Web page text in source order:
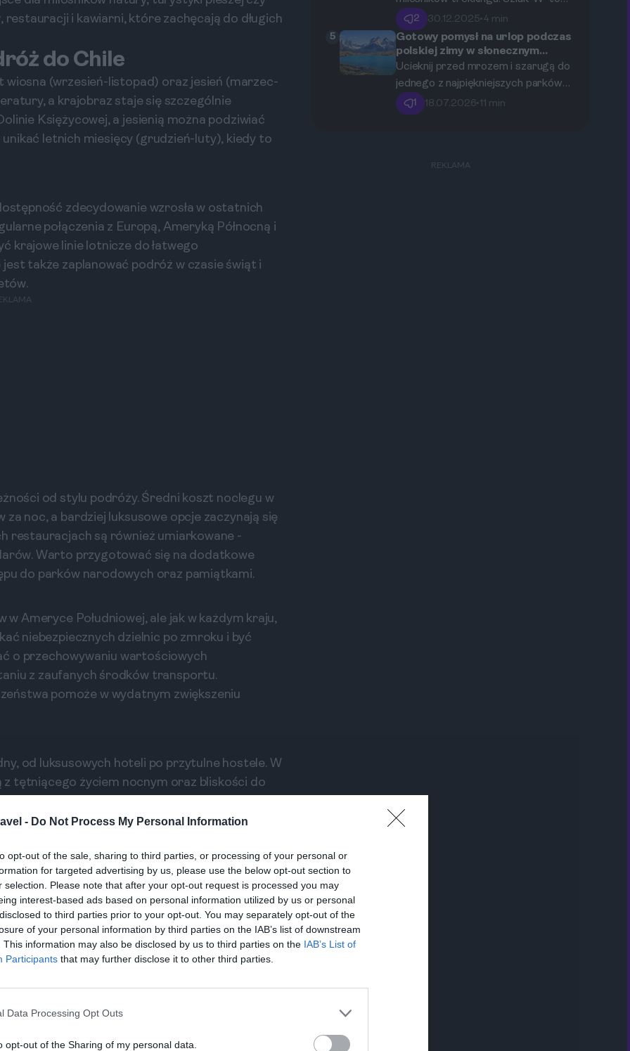
- Do Not Process My Personal Information
opt-out of the sale, sharing to third parties, or processing of your personal or
for targeted advertising by us, please use the below opt-out section to
selection. Please note that after your opt-out request is processed you may
interest-based ads based on personal information utilized by us or personal
to third parties prior to your opt-out. You may separately opt-out of the
of your personal information by third parties on the IAB’s list of downstream
This information may also be disclosed by us to third parties on the IAB’s List of
Participants that may further disclose it to other third parties.
Data Processing Opt Outs
opt-out of the Sharing of my personal data.
restauracji i kawiarni, które zachęcają do długich
do Chile
wiosna (wrzesień-listopad) oraz jesień (marzec-
a krajobraz staje się szczególnie
Księżycowej, a jesienią można podziwiać
letnich miesięcy (grudzień-luty), kiedy to
zdecydowanie wzrosła w ostatnich
połączenia z Europą, Ameryką Północną i
krajowe linie lotnicze do łatwego
także zaplanować podróż w czasie świąt i
od stylu podróży. Średni koszt noclegu w
noc, a bardziej luksusowe opcje zaczynają się
restauracjach są również umiarkowane -
Warto przygotować się na dodatkowe
do parków narodowych oraz pamiątkami.
Ameryce Południowej, ale jak w każdym kraju,
niebezpiecznych dzielnic po zmroku i być
o przechowywaniu wartościowych
z zaufanych środków transportu.
pomoże w wydatnym zwiększeniu
od luksusowych hoteli po przytulne hostele. W
tętniącego życiem nocnym oraz bliskości do
noclegi w pobliżu wzgórz, by cieszyć
natomiast dostępne są liczne domki
do przyrody.
znakiem rozpoznawczym są świeże składniki i
empanadas – pysznymi nadzieniami w cieście,
pastel de choclo, rodzaj zapiekanki z
win, warto zatem spróbować
miejsc. Zaczynając od Parku
swoim pięknem i idealnie nadaje się do
możemy podziwiać niesamowite moai. W
astronomiczne i podpowie, jak
przygotować się na niezapomnianą
przygodę w San Pedro de Atacama.
doskonała propozycja dla tych,
którzy pragną podziwiać
najpiękniejsze krajobrazy Patagonii.
W artykule przedstawimy, jak
najlepiej przygotować się do tej
niezapomnianej przygody.
2 30.12.2025•4 min
5
Gotowy pomysł na urlop podczas
polskiej zimy w słonecznym
Torres del Paine w Chile
Ucieknij przed mrozem i szarugą do
jednego z najpiękniejszych parków
narodowych na świecie. Poznaj
kompletny przewodnik po chilijskiej
1 18.07.2026•11 min
REKLAMA